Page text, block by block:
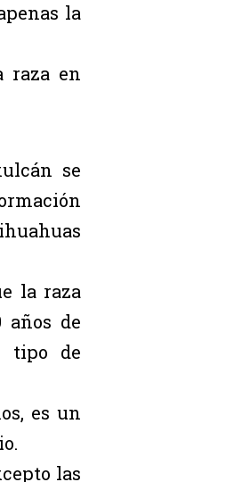
la
raza en
se
la raza
de
tipo de
es un
las